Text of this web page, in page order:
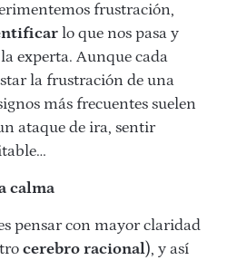
frustración,
lo que nos pasa y
experta. Aunque cada
la frustración de una
más frecuentes suelen
ataque de ira, sentir
calma
pensar con mayor claridad
cerebro racional), y así